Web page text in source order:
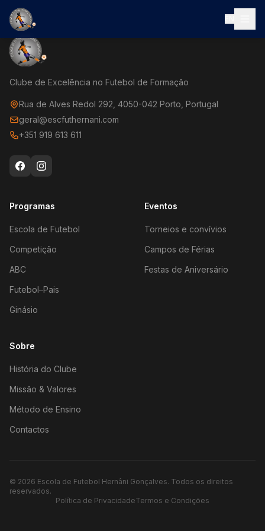
Clube de Excelência no Futebol de Formação
Rua de Alves Redol 292, 4050-042 Porto, Portugal
geral@escfuthernani.com
+351 919 613 611
Programas
Escola de Futebol
Competição
ABC
Futebol–Pais
Ginásio
Eventos
Torneios e convívios
Campos de Férias
Festas de Aniversário
Sobre
História do Clube
Missão & Valores
Método de Ensino
Contactos
© 2026 Escola de Futebol Hernâni Gonçalves. Todos os direitos
reservados.
Política de PrivacidadeTermos e Condições